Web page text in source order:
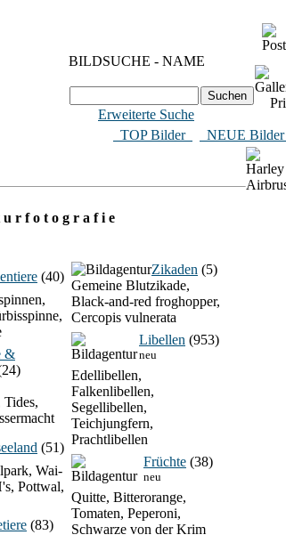
BILDSUCHE - NAME
Erweiterte Suche
​ TOP Bilder
NEUE Bilder
r f o t o g r a f i e
(40)
&
Tides,
(51)
Wai-
Pottwal,
(83)
Zikaden (5)
Gemeine Blutzikade,
Black-and-red froghopper,
Cercopis vulnerata
Libellen (953)
neu
Edellibellen,
Falkenlibellen,
Segellibellen,
Teichjungfern,
Prachtlibellen
Früchte (38)
neu
Quitte, Bitterorange,
Tomaten, Peperoni,
Schwarze von der Krim